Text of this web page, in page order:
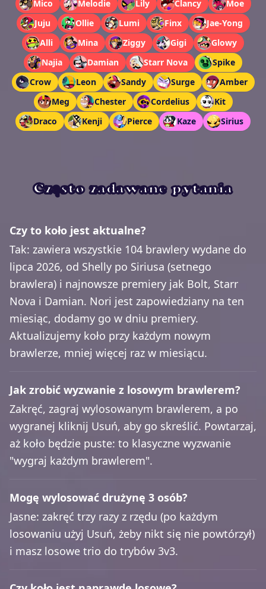
Mico Melodie Lily Clancy
Moe
Juju
Ollie Lumi Finx
Jae-Yong
Alli
Mina Ziggy Gigi
Glowy
Najia
Damian Starr Nova
Spike
Crow
Leon Sandy Surge
Amber
Meg
Chester Cordelius
Kit
Draco
Kenji Pierce Kaze Sirius
Często zadawane pytania
Czy to koło jest aktualne?
Tak: zawiera wszystkie 104 brawlery wydane do
lipca 2026, od Shelly po Siriusa (setnego
brawlera) i najnowsze premiery jak Bolt, Starr
Nova i Damian. Nori jest zapowiedziany na ten
miesiąc, dodamy go w dniu premiery.
Aktualizujemy koło przy każdym nowym
brawlerze, mniej więcej raz w miesiącu.
Jak zrobić wyzwanie z losowym brawlerem?
Zakręć, zagraj wylosowanym brawlerem, a po
wygranej kliknij Usuń, aby go skreślić. Powtarzaj,
aż koło będzie puste: to klasyczne wyzwanie
"wygraj każdym brawlerem".
Mogę wylosować drużynę 3 osób?
Jasne: zakręć trzy razy z rzędu (po każdym
losowaniu użyj Usuń, żeby nikt się nie powtórzył)
i masz losowe trio do trybów 3v3.